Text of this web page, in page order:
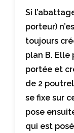
Si
porteur)
toujours
plan B. Elle
portée et
de 2
se fixe sur
pose
qui est